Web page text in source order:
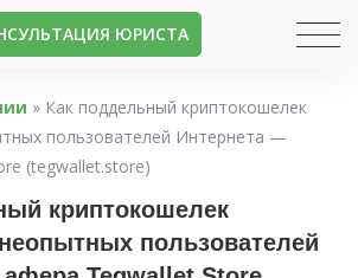
ЮРИСТА
» Как поддельный криптокошелек
пользователей Интернета —
(tegwallet.store)
криптокошелек
пользователей